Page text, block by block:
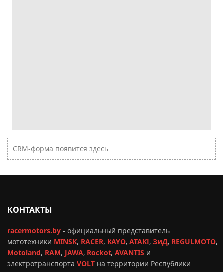
CRM-форма появится здесь
КОНТАКТЫ
racermotors.by - официальный представитель
мототехники MINSK, RACER, KAYO, ATAKI, ЗиД, REGULMOTO,
Motoland, RAM, JAWA, Rockot, AVANTIS и
электротранспорта VOLT на территории Республики